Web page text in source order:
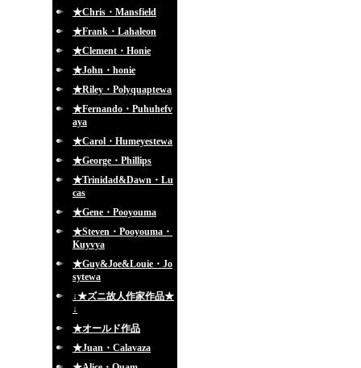
★Chris・Mansfield
★Frank・Lahaleon
★Clement・Honie
★John・honie
★Riley・Polyquaptewa
★Fernando・Puhuhefv
aya
★Carol・Humeyestewa
★George・Phillips
★Trinidad&Dawn・Lu
cas
★Gene・Pooyouma
★Steven・Pooyouma・
Kuyvya
★Guy&Joe&Louie・Jo
sytewa
↓★ズニ故人作家作品★
↓
★オールド作品
★Juan・Calavaza